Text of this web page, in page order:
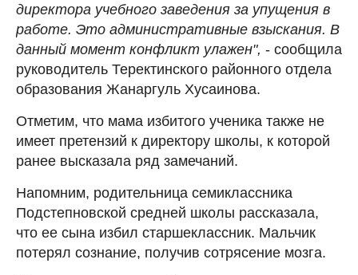
директора учебного заведения за упущения в
работе. Это административные взыскания. В
данный момент конфликт улажен", - сообщила
руководитель Теректинского районного отдела
образования Жанаргуль Хусаинова.
Отметим, что мама избитого ученика также не
имеет претензий к директору школы, к которой
ранее высказала ряд замечаний.
Напомним, родительница семиклассника
Подстепновской средней школы рассказала,
что ее сына избил старшеклассник. Мальчик
потерял сознание, получив сотрясение мозга.